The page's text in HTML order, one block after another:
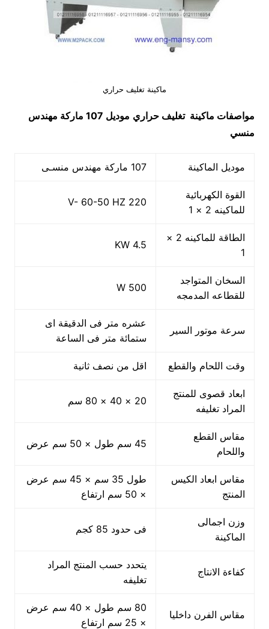
ماكينة تغليف حراري
مواصفات ماكينة تغليف حراري
موديل 107 ماركة مهندس
منسي
موديل الماكينة 107 ماركة مهندس منسـى
القوة الكهربائية
للماكينه 2 × 1
220 V- 60-50 HZ
الطاقة للماكينه 2 ×
1
4.5 KW
السخان المتواجد
للقطاعه المدمجه
500 W
سرعة موتور السير
عشره متر فى الدقيقة اى
ستمائة متر فى الساعة
وقت اللحام والقطع اقل من نصف ثانية
ابعاد قصوى للمنتج
المراد تغليفه
20 × 40 × 80 سم
مقاس القطع
واللحام
45 سم طول × 50 سم عرض
مقاس ابعاد الكيس
المنتج
طول 35 سم × 45 سم عرض
× 50 سم ارتفاع
وزن اجمالى
الماكينة
فى حدود 85 كجم
كفاءة الانتاج
يتحدد حسب المنتج المراد
تغليفه
مقاس الفرن داخليا
80 سم طول × 40 سم عرض
× 25 سم ارتفاع